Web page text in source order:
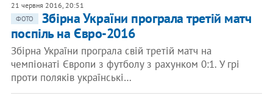
21 червня 2016, 20:51
ФОТО
Збірна України програла третій матч
поспіль на Євро-2016
Збірна України програла свій третій матч на
чемпіонаті Європи з футболу з рахунком 0:1. У грі
проти поляків українські…